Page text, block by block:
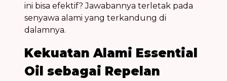
ini bisa efektif? Jawabannya terletak pada
senyawa alami yang terkandung di
dalamnya.
Kekuatan Alami Essential
Oil sebagai Repelan